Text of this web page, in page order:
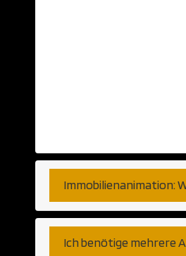
Immobilienanimation:
Ich benötige mehrere